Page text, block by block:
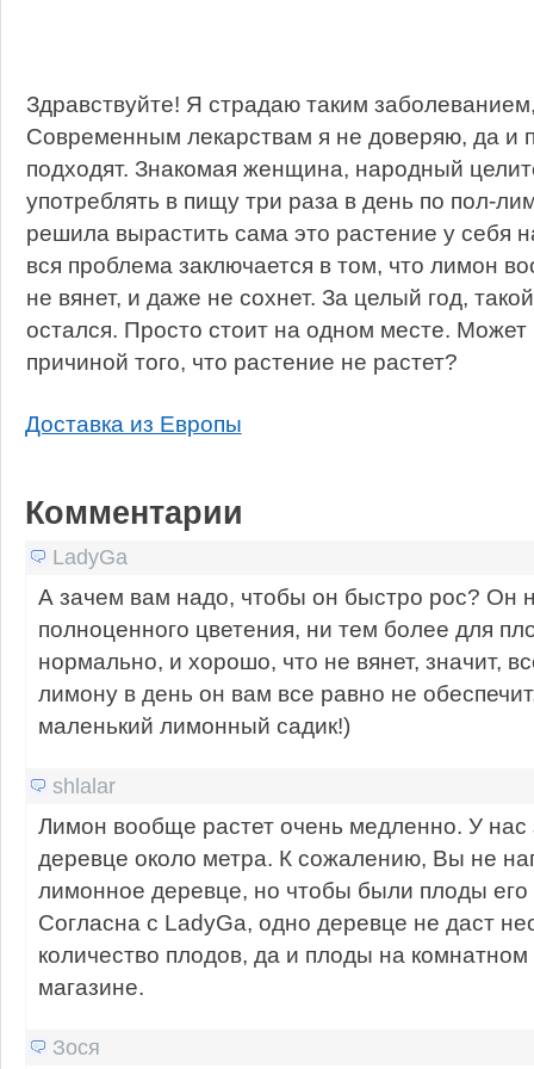
Здравствуйте! Я страдаю таким
Современным лекарствам я не доверяю, да и
подходят. Знакомая женщина, народный
употреблять в пищу три раза в день по пол-
решила вырастить сама это растение у себя
вся проблема заключается в том, что лимон
не вянет, и даже не сохнет. За целый год,
остался. Просто стоит на одном месте. Может
причиной того, что растение не растет?
Доставка из Европы
Комментарии
LadyGa
А зачем вам надо, чтобы он быстро рос? Он
полноценного цветения, ни тем более для
нормально, и хорошо, что не вянет, значит,
лимону в день он вам все равно не
маленький лимонный садик!)
shlalar
Лимон вообще растет очень медленно. У нас
деревце около метра. К сожалению, Вы не
лимонное деревце, но чтобы были плоды его
Согласна с LadyGa, одно деревце не даст
количество плодов, да и плоды на комнатном
магазине.
Зося